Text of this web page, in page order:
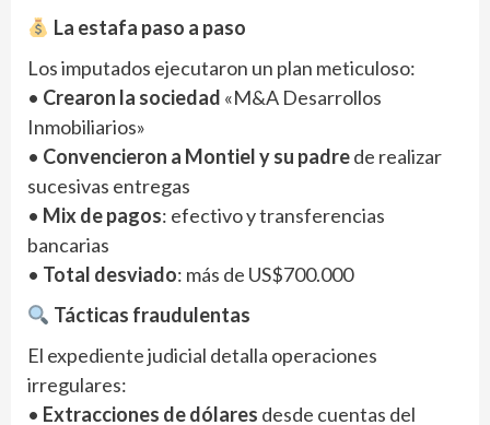
La estafa paso a paso
Los imputados ejecutaron un plan meticuloso:
• Crearon la sociedad «M&A Desarrollos
Inmobiliarios»
• Convencieron a Montiel y su padrede realizar
sucesivas entregas
• Mix de pagos: efectivo y transferencias
bancarias
• Total desviado: más de US$700.000
Tácticas fraudulentas
El expediente judicial detalla operaciones
irregulares:
• Extracciones de dólares desde cuentas del